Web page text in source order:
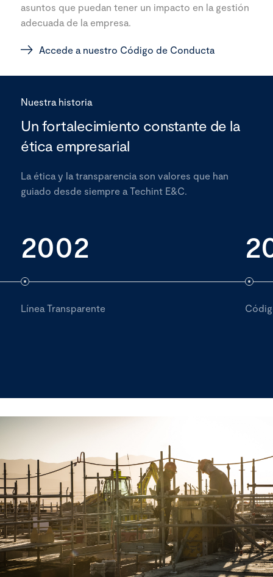
asuntos que puedan tener un impacto en la gestión
adecuada de la empresa.
Accede a nuestro Código de Conducta
Nuestra historia
Un fortalecimiento constante de la
ética empresarial
La ética y la transparencia son valores que han
guiado desde siempre a Techint E&C.
2002
Línea Transparente